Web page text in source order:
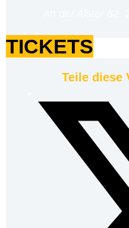
TICKETS
Teile diese